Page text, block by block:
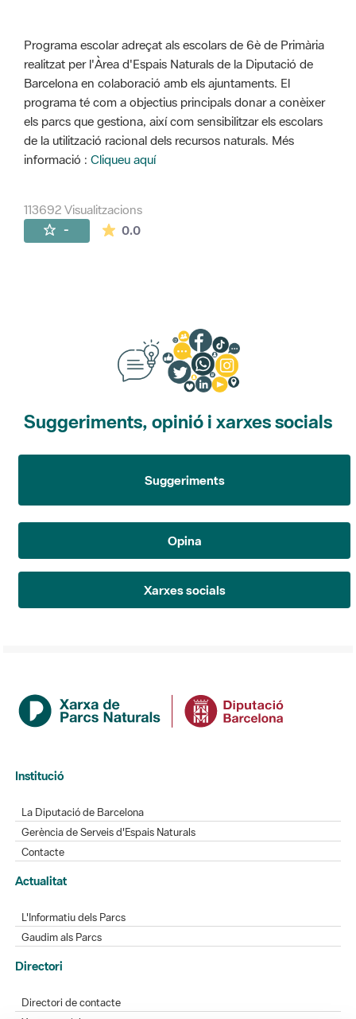
Programa escolar adreçat als escolars de 6è de Primària
realitzat per l'Àrea d'Espais Naturals de la Diputació de
Barcelona en colaboració amb els ajuntaments. El
programa té com a objectius principals donar a conèixer
els parcs que gestiona, així com sensibilitzar els escolars
de la utilització racional dels recursos naturals. Més
informació : Cliqueu aquí
113692 Visualitzacions
- 0.0La mitjana de les valoracions és de 0
Suggeriments, opinió i xarxes socials
Suggeriments
Opina
Xarxes socials
Institució
La Diputació de Barcelona
Gerència de Serveis d'Espais Naturals
Contacte
Actualitat
L'Informatiu dels Parcs
Gaudim als Parcs
Directori
Directori de contacte